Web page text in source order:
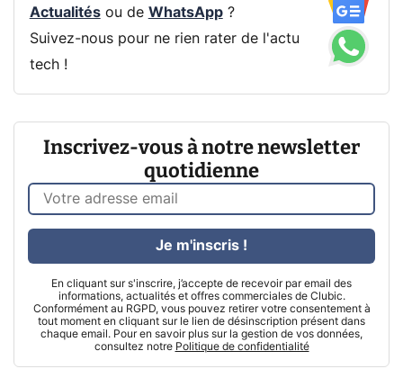
Actualitésou de WhatsApp?
Suivez-nous pour ne rien rater de l'actu
tech !
Inscrivez-vous à notre newsletter
quotidienne
En cliquant sur s'inscrire, j’accepte de recevoir par email des
informations, actualités et offres commerciales de Clubic.
Conformément au RGPD, vous pouvez retirer votre consentement à
tout moment en cliquant sur le lien de désinscription présent dans
chaque email. Pour en savoir plus sur la gestion de vos données,
consultez notre Politique de confidentialité
Je m'inscris !